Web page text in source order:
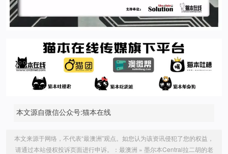
本文源自微信公众号:猫本在线
本文来源于网络，不代表“最澳洲”观点。如您认为该资讯侵犯了您的权益，
请通过本站侵权投诉页面进行申诉。： 最澳洲 » 墨尔本Central拉二胡的老